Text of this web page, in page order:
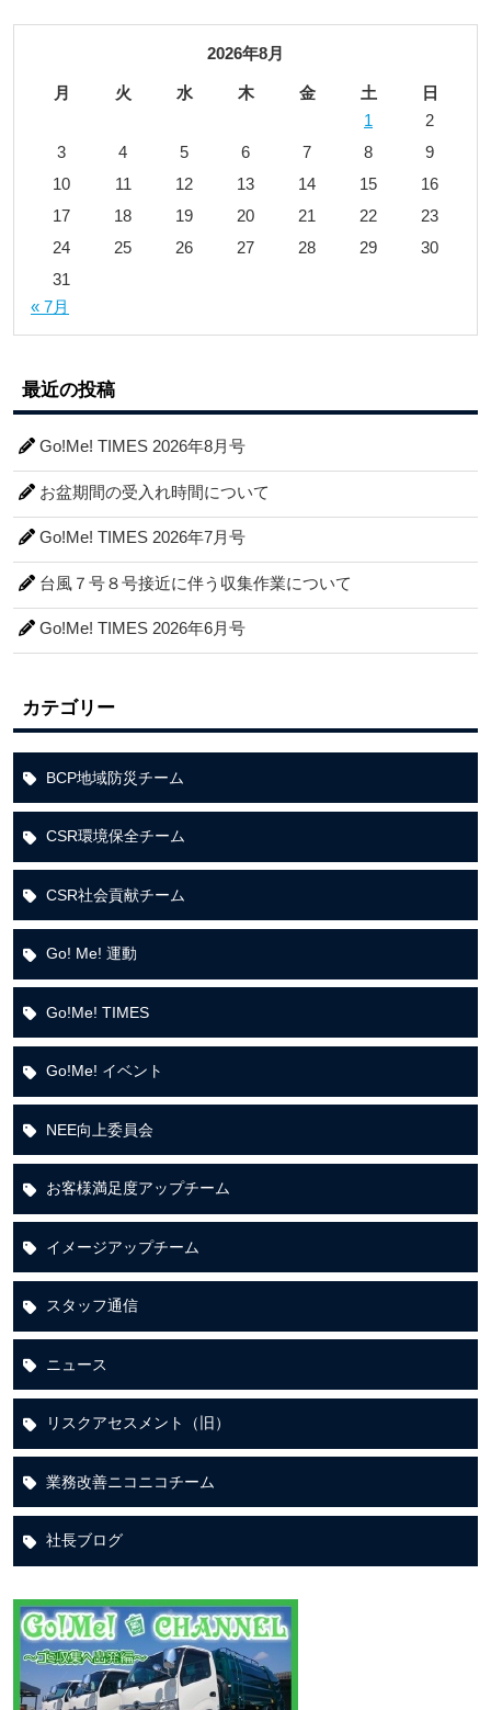
2026年8月
月 火 水 木 金 土
日
1
2
3
4 5 6 7 8
9
10
11 12 13 14 15
16
17
18 19 20 21 22
23
24
25 26 27 28 29
30
31
« 7月
最近の投稿
Go!Me! TIMES 2026年8月号
お盆期間の受入れ時間について
Go!Me! TIMES 2026年7月号
台風７号８号接近に伴う収集作業について
Go!Me! TIMES 2026年6月号
カテゴリー
BCP地域防災チーム
CSR環境保全チーム
CSR社会貢献チーム
Go! Me! 運動
Go!Me! TIMES
Go!Me! イベント
NEE向上委員会
お客様満足度アップチーム
イメージアップチーム
スタッフ通信
ニュース
リスクアセスメント（旧）
業務改善ニコニコチーム
社長ブログ